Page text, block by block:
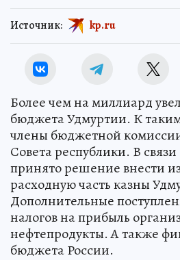
Источник: kp.ru
Более чем на миллиард
бюджета Удмуртии. К
члены бюджетной
Совета республики. В
принято решение внести
расходную часть казны
Дополнительные
налогов на прибыль
нефтепродукты. А также
бюджета России.